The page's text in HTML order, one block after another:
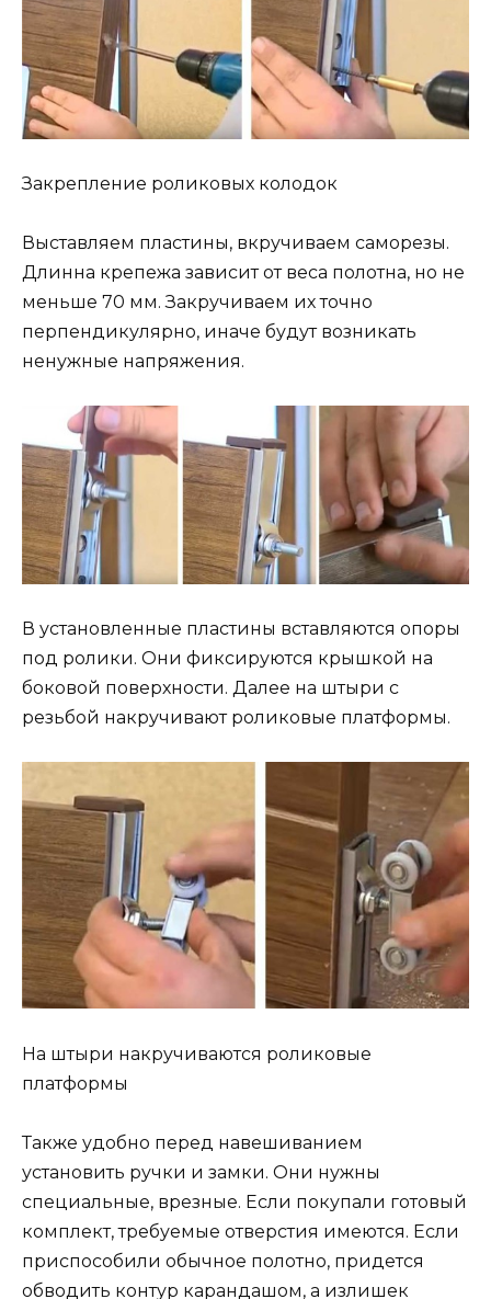
Закрепление роликовых колодок
Выставляем пластины, вкручиваем саморезы.
Длинна крепежа зависит от веса полотна, но не
меньше 70 мм. Закручиваем их точно
перпендикулярно, иначе будут возникать
ненужные напряжения.
В установленные пластины вставляются опоры
под ролики. Они фиксируются крышкой на
боковой поверхности. Далее на штыри с
резьбой накручивают роликовые платформы.
На штыри накручиваются роликовые
платформы
Также удобно перед навешиванием
установить ручки и замки. Они нужны
специальные, врезные. Если покупали готовый
комплект, требуемые отверстия имеются. Если
приспособили обычное полотно, придется
обводить контур карандашом, а излишек